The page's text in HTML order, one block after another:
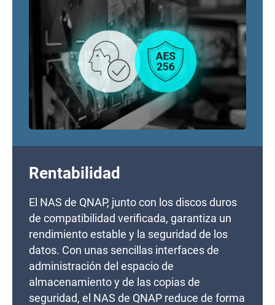
Rentabilidad
El NAS de QNAP, junto con los discos duros
de compatibilidad verificada, garantiza un
rendimiento estable y la seguridad de los
datos. Con unas sencillas interfaces de
administración del espacio de
almacenamiento y de las copias de
seguridad, el NAS de QNAP reduce de forma